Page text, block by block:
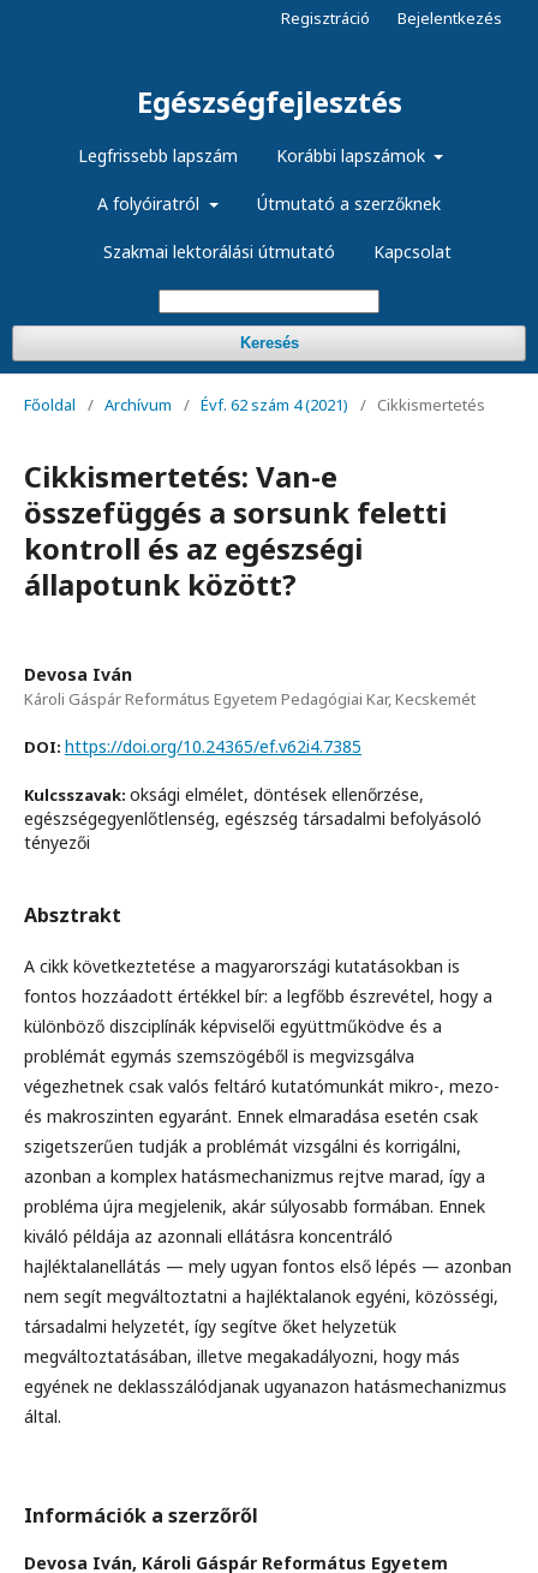
Egészségfejlesztés
Legfrissebb lapszám Korábbi lapszámok
A folyóiratról Útmutató a szerzőknek
Szakmai lektorálási útmutató Kapcsolat
Keresés
Regisztráció Bejelentkezés
Főoldal / Archívum / Évf. 62 szám 4 (2021) / Cikkismertetés
Cikkismertetés: Van-e
összefüggés a sorsunk feletti
kontroll és az egészségi
állapotunk között?
Devosa Iván
Károli Gáspár Református Egyetem Pedagógiai Kar, Kecskemét
DOI: https://doi.org/10.24365/ef.v62i4.7385
Kulcsszavak: oksági elmélet, döntések ellenőrzése,
egészségegyenlőtlenség, egészség társadalmi befolyásoló
tényezői
Absztrakt
A cikk következtetése a magyarországi kutatásokban is
fontos hozzáadott értékkel bír: a legfőbb észrevétel, hogy a
különböző diszciplínák képviselői együttműködve és a
problémát egymás szemszögéből is megvizsgálva
végezhetnek csak valós feltáró kutatómunkát mikro-, mezo-
és makroszinten egyaránt. Ennek elmaradása esetén csak
szigetszerűen tudják a problémát vizsgálni és korrigálni,
azonban a komplex hatásmechanizmus rejtve marad, így a
probléma újra megjelenik, akár súlyosabb formában. Ennek
kiváló példája az azonnali ellátásra koncentráló
hajléktalanellátás — mely ugyan fontos első lépés — azonban
nem segít megváltoztatni a hajléktalanok egyéni, közösségi,
társadalmi helyzetét, így segítve őket helyzetük
megváltoztatásában, illetve megakadályozni, hogy más
egyének ne deklasszálódjanak ugyanazon hatásmechanizmus
által.
Információk a szerzőről
Devosa Iván, Károli Gáspár Református Egyetem